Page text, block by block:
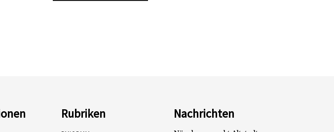
Rubriken Nachrichten